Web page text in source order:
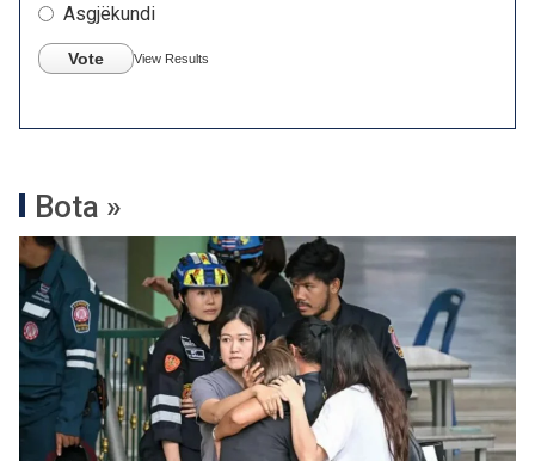
Asgjëkundi
Vote View Results
Bota »